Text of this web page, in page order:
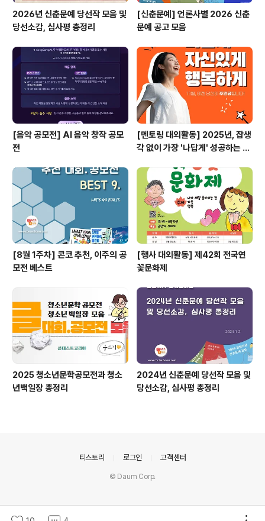
2026년 신춘문예 당선작 모음 및
당선소감, 심사평 총정리
[신춘문예] 언론사별 2026 신춘
문예 공고 모음
[음악 공모전] AI 음악 창작 공모
전
[멘토링 대외활동] 2025년, 잡생
각 없이 가장 '나답게' 성공하는 법
[8월 1주차] 콘코 추천, 이주의 공
모전 베스트
[행사 대외활동] 제42회 전국연
꽃문화제
2025 청소년문학공모전과 청소
년백일장 총정리
2024년 신춘문예 당선작 모음 및
당선소감, 심사평 총정리
티스토리 로그인 고객센터
© Daum Corp.